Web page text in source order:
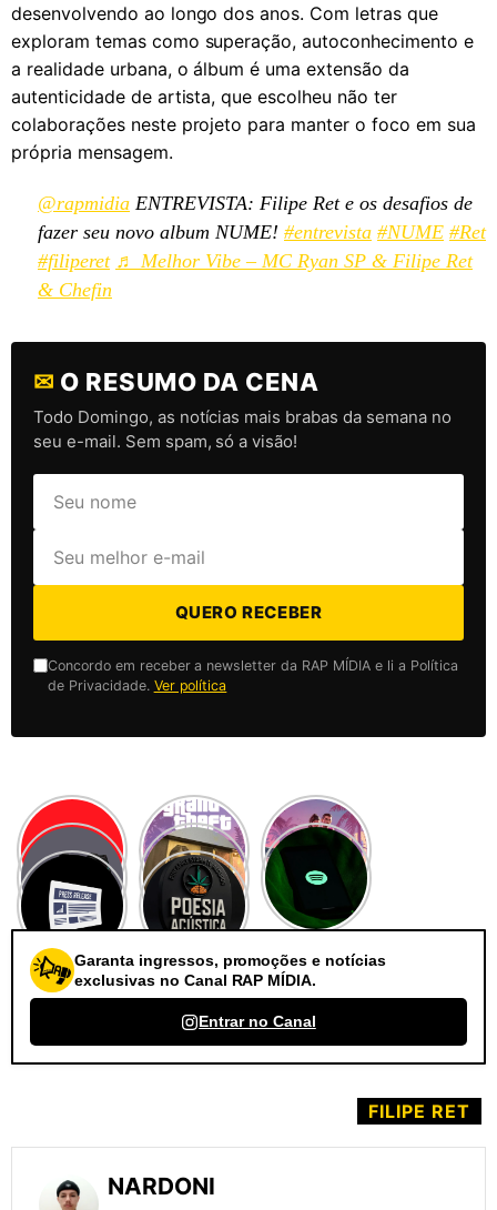
desenvolvendo ao longo dos anos. Com letras que
exploram temas como superação, autoconhecimento e
a realidade urbana, o álbum é uma extensão da
autenticidade de artista, que escolheu não ter
colaborações neste projeto para manter o foco em sua
própria mensagem.
@rapmidia ENTREVISTA: Filipe Ret e os desafios de
fazer seu novo album NUME! #entrevista #NUME #Ret
#filiperet ♬ Melhor Vibe – MC Ryan SP & Filipe Ret
& Chefin
✉ O RESUMO DA CENA
Todo Domingo, as notícias mais brabas da semana no
seu e-mail. Sem spam, só a visão!
QUERO RECEBER
Concordo em receber a newsletter da RAP MÍDIA e li a Política
de Privacidade. Ver política
Garanta ingressos, promoções e notícias
exclusivas no Canal RAP MÍDIA.
Entrar no Canal
FILIPE RET
NARDONI